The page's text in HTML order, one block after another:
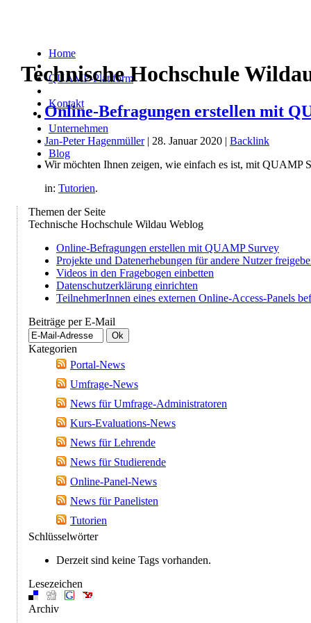
Home
QUAMP-Plattform
Kontakt
Unternehmen
Blog
Technische Hochschule
Online-Befragungen erstellen mit
Jan-Peter Hagenmüller| 28. Januar 2020 | Backlink
Wir möchten Ihnen zeigen, wie einfach es ist, mit QUAMP
in: Tutorien.
Themen der Seite
Technische Hochschule Wildau Weblog
Online-Befragungen erstellen mit QUAMP Survey
Projekte und Datenerhebungen für andere Nutzer
Videos in den Fragebogen einbetten
Datenschutzerklärung einrichten
TeilnehmerInnen eines externen Online-Access-Panels
Beiträge per E-Mail
Kategorien
Portal-News
Umfrage-News
News für Umfrage-Administratoren
Kurs-Evaluations-News
News für Lehrende
News für Studierende
Online-Panel-News
News für Panelisten
Tutorien
Schlüsselwörter
Derzeit sind keine Tags vorhanden.
Lesezeichen
Archiv